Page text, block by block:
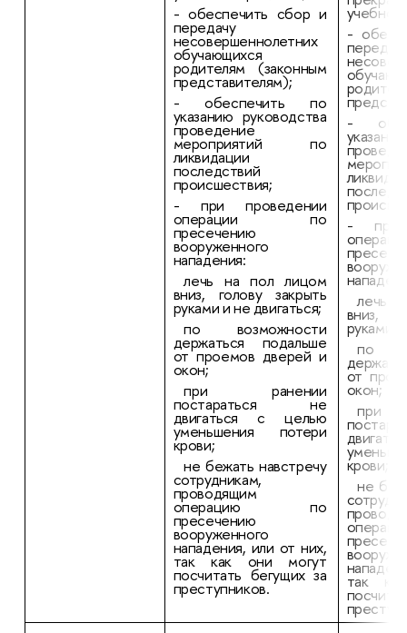
- обеспечить сбор и
передачу
несовершеннолетних
обучающихся
родителям (законным
представителям);
- обеспечить по
указанию руководства
проведение
мероприятий по
ликвидации
последствий
происшествия;
- при проведении
операции по
пресечению
вооруженного
нападения:
лечь на пол лицом
вниз, голову закрыть
руками и не двигаться;
по возможности
держаться подальше
от проемов дверей и
окон;
при ранении
постараться не
двигаться с целью
уменьшения потери
крови;
не бежать навстречу
сотрудникам,
проводящим
операцию по
пресечению
вооруженного
нападения, или от них,
так как они могут
посчитать бегущих за
преступников.
-
-
- при
лечь
вниз,
руками
по
от
окон;
при
крови;
не
так